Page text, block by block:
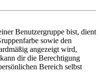
Benutzergruppe bist, dient
sowie den
angezeigt wird,
dir die Berechtigung
Bereich selbst